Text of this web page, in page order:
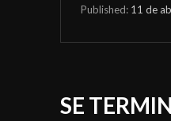
Published: 11 de
SE